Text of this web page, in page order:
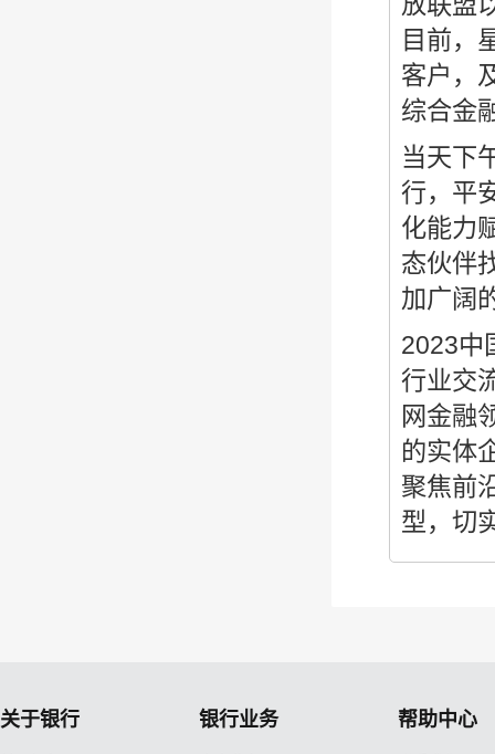
目前，
客户，
综合金
当天下
行，平
化能力
态伙伴
加广阔
2023中
行业交
网金融
的实体
聚焦前
型，切
关于银行 银行业务 帮助中心